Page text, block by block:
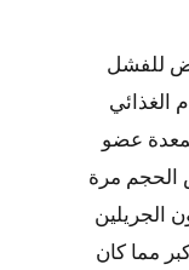
للفشل
الغذائي
عضو
الحجم مرة
الجريلين
مما كان